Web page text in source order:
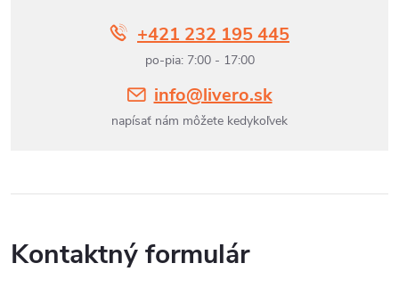
+421 232 195 445
po-pia: 7:00 - 17:00
info@livero.sk
napísať nám môžete kedykoľvek
Kontaktný formulár